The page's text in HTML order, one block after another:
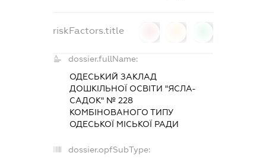
riskFactors.title
dossier.fullName:
ОДЕСЬКИЙ ЗАКЛАД
ДОШКІЛЬНОЇ ОСВІТИ "ЯСЛА-
САДОК" № 228
КОМБІНОВАНОГО ТИПУ
ОДЕСЬКОЇ МІСЬКОЇ РАДИ
dossier.opfSubType: